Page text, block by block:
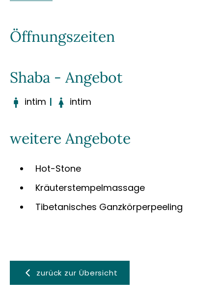
Öffnungszeiten
Shaba - Angebot
intim | intim
weitere Angebote
Hot-Stone
Kräuterstempelmassage
Tibetanisches Ganzkörperpeeling
zurück zur Übersicht